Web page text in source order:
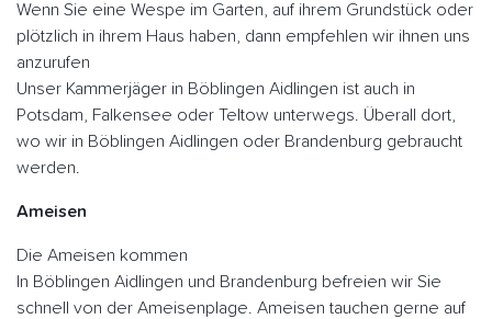
Wenn Sie eine Wespe im Garten, auf ihrem Grundstück oder
plötzlich in ihrem Haus haben, dann empfehlen wir ihnen uns
anzurufen
Unser Kammerjäger in Böblingen Aidlingen ist auch in
Potsdam, Falkensee oder Teltow unterwegs. Überall dort,
wo wir in Böblingen Aidlingen oder Brandenburg gebraucht
werden.
Ameisen
Die Ameisen kommen
In Böblingen Aidlingen und Brandenburg befreien wir Sie
schnell von der Ameisenplage. Ameisen tauchen gerne auf